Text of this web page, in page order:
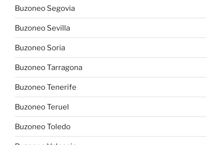
Buzoneo Segovia
Buzoneo Sevilla
Buzoneo Soria
Buzoneo Tarragona
Buzoneo Tenerife
Buzoneo Teruel
Buzoneo Toledo